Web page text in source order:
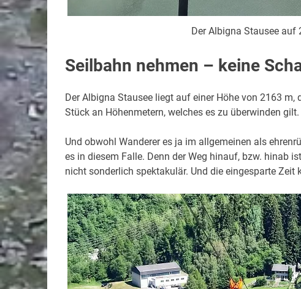
Der Albigna Stausee auf
Seilbahn nehmen – keine
Der Albigna Stausee liegt auf einer Höhe von 2163
Stück an Höhenmetern, welches es zu überwinden gilt.
Und obwohl Wanderer es ja im allgemeinen als
es in diesem Falle. Denn der Weg hinauf, bzw. hinab
nicht sonderlich spektakulär. Und die eingesparte Zeit